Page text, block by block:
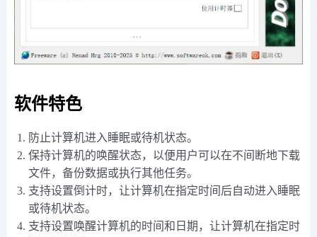
软件特色
防止计算机进入睡眠或待机状态。
保持计算机的唤醒状态，以便用户可以在不间断地下载
文件，备份数据或执行其他任务。
支持设置倒计时，让计算机在指定时间后自动进入睡眠
或待机状态。
支持设置唤醒计算机的时间和日期，让计算机在指定时